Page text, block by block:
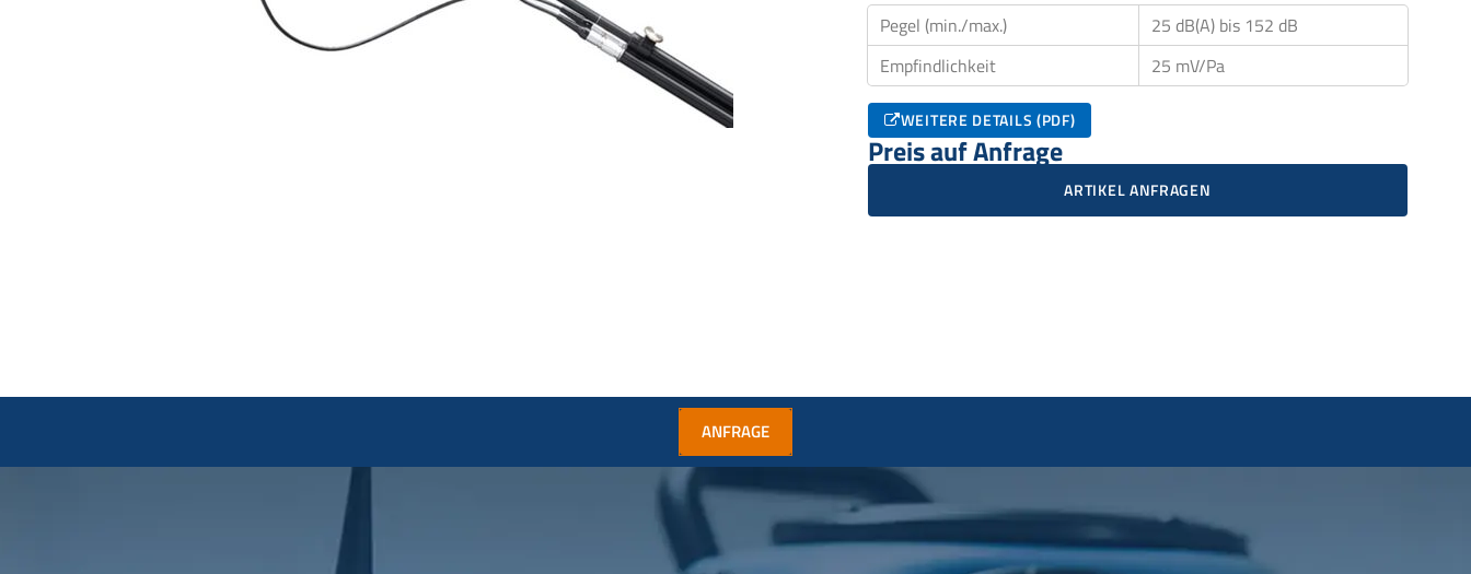
Pegel (min./max.)
25 dB(A) bis 152 dB
Empfindlichkeit
25 mV/Pa
WEITERE DETAILS (PDF)
Preis auf Anfrage
ARTIKEL ANFRAGEN
ANFRAGE